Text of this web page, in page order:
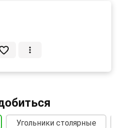
Угольники столярные